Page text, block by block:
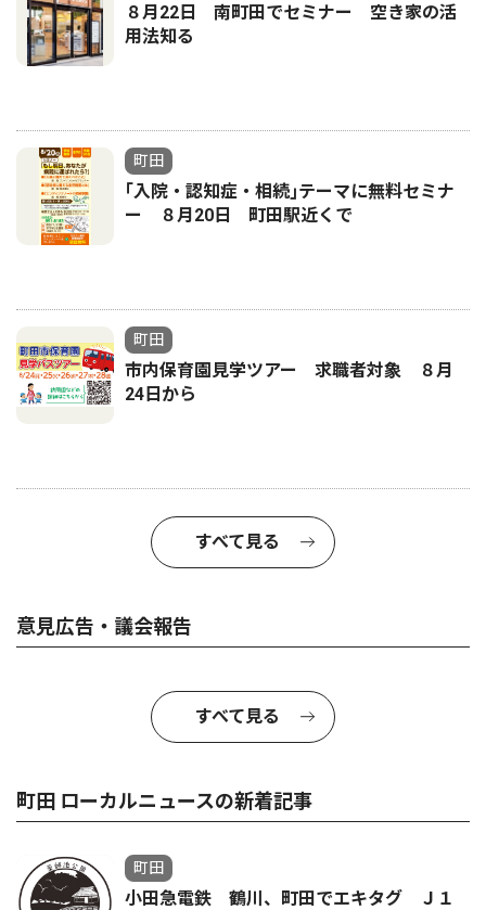
８月22日 南町田でセミナー 空き家の活
用法知る
町田
｢入院・認知症・相続｣テーマに無料セミナ
ー ８月20日 町田駅近くで
町田
市内保育園見学ツアー 求職者対象 ８月
24日から
すべて見る
意見広告・議会報告
すべて見る
町田 ローカルニュースの新着記事
町田
小田急電鉄 鶴川、町田でエキタグ Ｊ１